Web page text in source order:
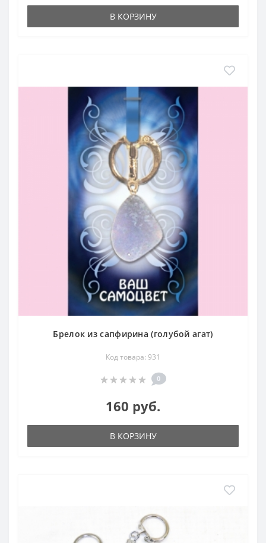
В КОРЗИНУ
Брелок из сапфирина (голубой агат)
Код товара: 931
0
160 руб.
В КОРЗИНУ